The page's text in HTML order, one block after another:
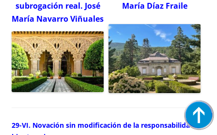
subrogación real. José
María Navarro Viñuales
María Díaz Fraile
29-VI. Novación sin modificación de la responsabilidad